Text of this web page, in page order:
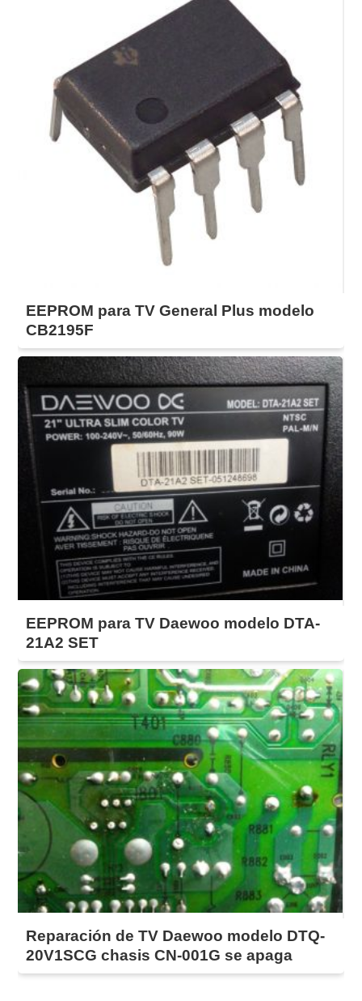
EEPROM para TV General Plus modelo
CB2195F
EEPROM para TV Daewoo modelo DTA-
21A2 SET
Reparación de TV Daewoo modelo DTQ-
20V1SCG chasis CN-001G se apaga